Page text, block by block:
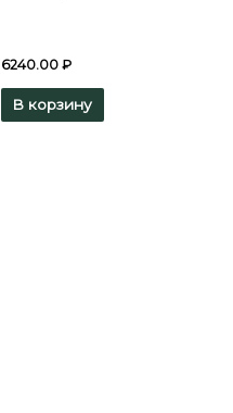
6240.00 ₽
В корзину